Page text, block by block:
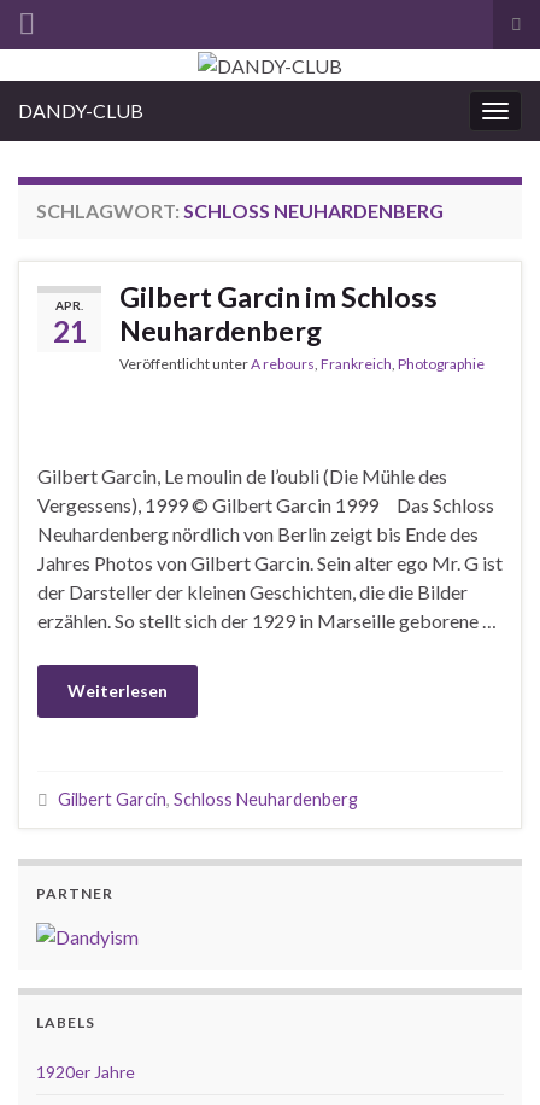
Search for:
DANDY-CLUB
SCHLAGWORT: SCHLOSS NEUHARDENBERG
APR.
21
Gilbert Garcin im Schloss
Neuhardenberg
Veröffentlicht unterA rebours Frankreich Photographie
Gilbert Garcin, Le moulin de l’oubli (Die Mühle des
Vergessens), 1999 © Gilbert Garcin 1999 Das Schloss
Neuhardenberg nördlich von Berlin zeigt bis Ende des
Jahres Photos von Gilbert Garcin. Sein alter ego Mr. G ist
der Darsteller der kleinen Geschichten, die die Bilder
erzählen. So stellt sich der 1929 in Marseille geborene …
Weiterlesen
Gilbert Garcin, Schloss Neuhardenberg
PARTNER
LABELS
1920er Jahre